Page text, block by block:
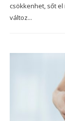
csökkenhet, sőt
változ...